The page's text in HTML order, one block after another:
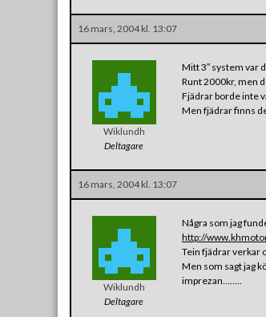
16 mars, 2004 kl. 13:07
Wiklundh
Deltagare
Mitt 3″ system var
Runt 2000kr, men
Fjädrar borde inte
Men fjädrar finns
16 mars, 2004 kl. 13:07
Wiklundh
Deltagare
Några som jag
http://
Tein fjädrar verkar
Men som sagt jag
imprezan……..